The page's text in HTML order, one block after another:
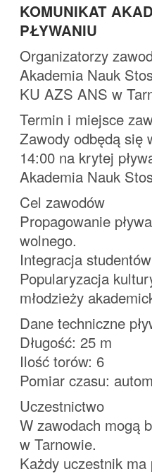
KOMUNIKAT
PŁYWANIU
Organizatorzy
Akademia Nauk
KU AZS ANS w
Termin i miejsce
Zawody odbędą się
14:00 na krytej
Akademia Nauk
Cel zawodów
Propagowanie
wolnego.
Integracja
Popularyzacja
młodzieży
Dane techniczne
Długość: 25 m
Ilość torów: 6
Pomiar czasu:
Uczestnictwo
W zawodach mogą
w Tarnowie.
Każdy uczestnik